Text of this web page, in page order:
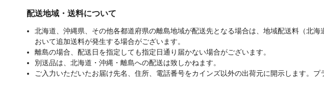
配送地域・送料について
北海道、沖縄県、その他各都道府県の離島地域が配送先となる場合は、地域配送料（北
おいて追加送料が発生する場合がございます。
離島の場合、配送日を指定しても指定日通り届かない場合がございます。
別送品は、北海道・沖縄・離島への配送は致しかねます。
ご入力いただいたお届け先名、住所、電話番号をカインズ以外の出荷元に開示します。プ